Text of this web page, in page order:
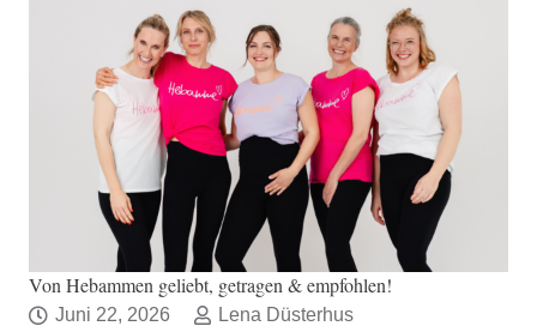
Von Hebammen geliebt, getragen & empfohlen!
Juni 22, 2026
Lena Düsterhus